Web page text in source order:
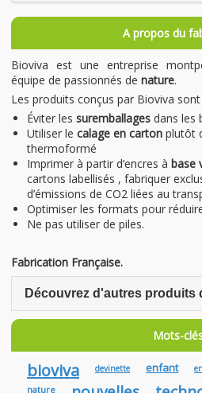
A propos du
Bioviva est une entreprise
équipe de passionnés de nature.
Les produits conçus par Bioviva sont
Éviter les suremballages dans les
Utiliser le calage en carton plutôt
thermoformé
Imprimer à partir d’encres à base
cartons labellisés , fabriquer
d’émissions de CO2 liées au
Optimiser les formats pour
Ne pas utiliser de piles.
Fabrication Française.
Mots-
bioviva devinette enfant
nature